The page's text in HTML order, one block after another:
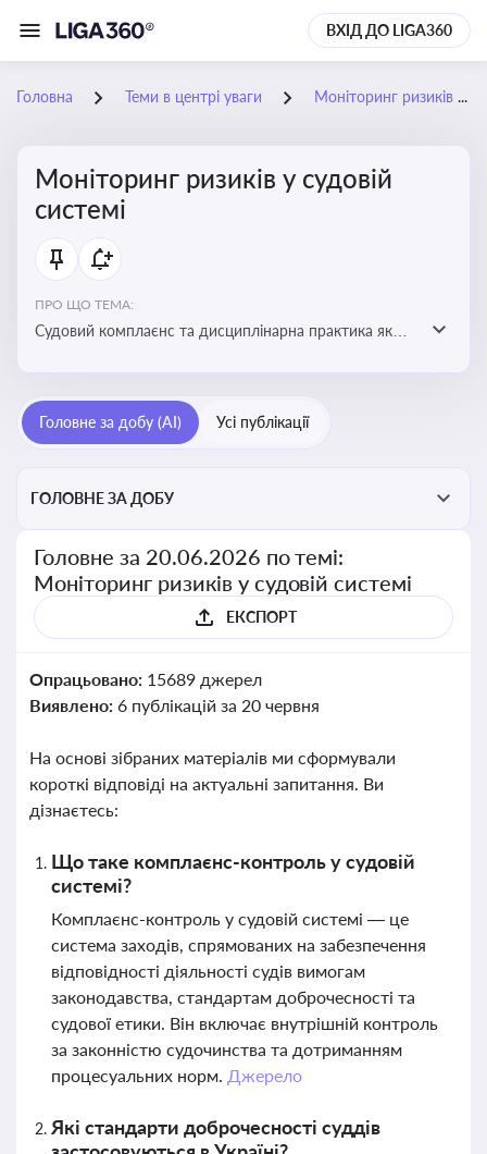
ВХІД ДО LIGA360
Головна Теми в центрі уваги Моніторинг ризиків у судовій системі
Моніторинг ризиків у судовій
системі
ПРО ЩО ТЕМА:
Судовий комплаєнс та дисциплінарна практика як
обґрунтовані рішення під час судових спорів та
комплаєнс-перевірок
Головне за добу (AI) Усі публікації
ГОЛОВНЕ ЗА ДОБУ
Головне за 20.06.2026 по темі:
Моніторинг ризиків у судовій системі
ЕКСПОРТ
Опрацьовано: 15689 джерел
Виявлено: 6 публікацій за 20 червня
На основі зібраних матеріалів ми сформували
короткі відповіді на актуальні запитання. Ви
дізнаєтесь:
Що таке комплаєнс-контроль у судовій
системі?
Комплаєнс-контроль у судовій системі — це
система заходів, спрямованих на забезпечення
відповідності діяльності судів вимогам
законодавства, стандартам доброчесності та
судової етики. Він включає внутрішній контроль
за законністю судочинства та дотриманням
процесуальних норм. Джерело
Які стандарти доброчесності суддів